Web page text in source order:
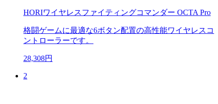
HORIワイヤレスファイティングコマンダー OCTA Pro
格闘ゲームに最適な6ボタン配置の高性能ワイヤレスコ
ントローラーです。
28,308円
2